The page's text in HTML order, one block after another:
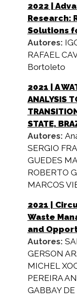
2022 |
Research:
Solutions
Autores:
RAFAEL
Bortoleto
2021 | A
ANALYSIS
STATE,
Autores:
SERGIO
GUEDES
ROBERTO
MARCOS
2021 |
Waste
and
Autores:
GERSON
MICHEL
PEREIRA
GABBAY